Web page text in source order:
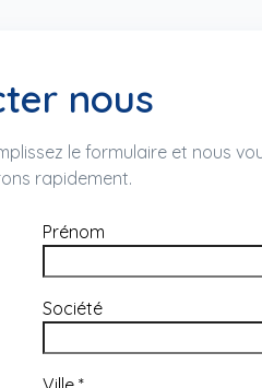
nous
le formulaire et nous
rapidement.
Prénom
Société